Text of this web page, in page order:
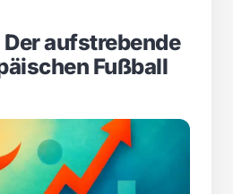
Der aufstrebende
Fußball